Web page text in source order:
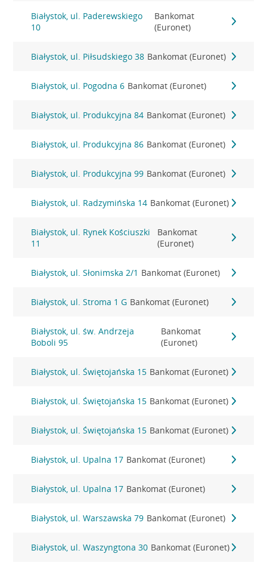
Białystok, ul. Paderewskiego
10
Bankomat
(Euronet)
Białystok, ul. Piłsudskiego 38 Bankomat (Euronet)
Białystok, ul. Pogodna 6 Bankomat (Euronet)
Białystok, ul. Produkcyjna 84 Bankomat (Euronet)
Białystok, ul. Produkcyjna 86 Bankomat (Euronet)
Białystok, ul. Produkcyjna 99 Bankomat (Euronet)
Białystok, ul. Radzymińska 14 Bankomat (Euronet)
Białystok, ul. Rynek Kościuszki
11
Bankomat
(Euronet)
Białystok, ul. Słonimska 2/1 Bankomat (Euronet)
Białystok, ul. Stroma 1 G Bankomat (Euronet)
Białystok, ul. św. Andrzeja
Boboli 95
Bankomat
(Euronet)
Białystok, ul. Świętojańska 15 Bankomat (Euronet)
Białystok, ul. Świętojańska 15 Bankomat (Euronet)
Białystok, ul. Świętojańska 15 Bankomat (Euronet)
Białystok, ul. Upalna 17 Bankomat (Euronet)
Białystok, ul. Upalna 17 Bankomat (Euronet)
Białystok, ul. Warszawska 79 Bankomat (Euronet)
Białystok, ul. Waszyngtona 30 Bankomat (Euronet)